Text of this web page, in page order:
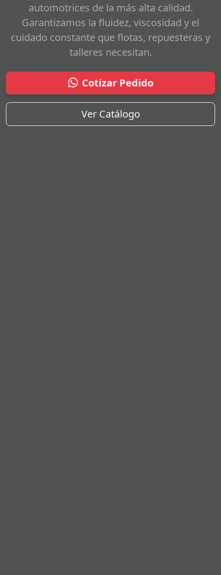
automotrices de la más alta calidad.
Garantizamos la fluidez, viscosidad y el
cuidado constante que flotas, repuesteras y
talleres necesitan.
Cotizar Pedido
Ver Catálogo